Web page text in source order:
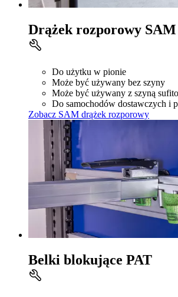
Drążek rozporowy SAM
Do użytku w pionie
Może być używany bez szyny
Może być używany z szyną
Do samochodów dostawczych i
Zobacz SAM drążek rozporowy
Belki blokujące PAT